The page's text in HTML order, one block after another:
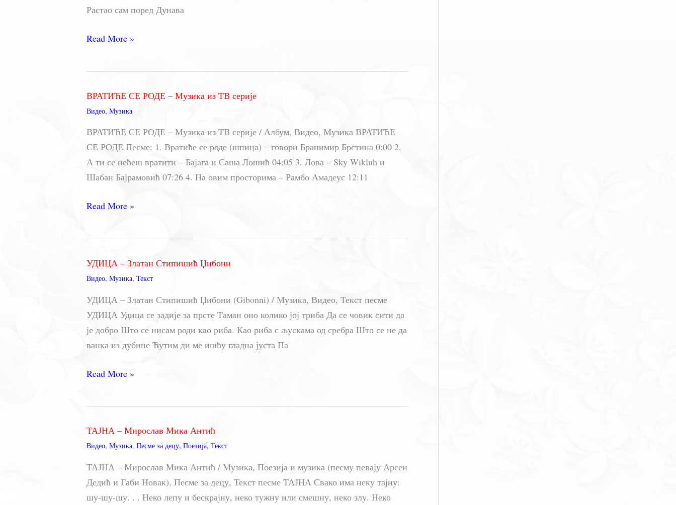
Растао сам поред Дунава
ЗВОНКО
песме
Read More »
ВРАТИЋЕ СЕ РОДЕ – Музика из ТВ серије
Видео, Музика
ВРАТИЋЕ СЕ РОДЕ – Музика из ТВ серије / Албум, Видео, Музика ВРАТИЋЕ
СЕ РОДЕ Песме: 1. Вратиће се роде (шпица) – говори Бранимир Брстина 0:00 2.
А ти се нећеш вратити – Бајага и Саша Лошић 04:05 3. Лова – Sky Wikluh и
Шабан Бајрамовић 07:26 4. На овим просторима – Рамбо Амадеус 12:11
ВРАТИЋЕ
Музика
из
ТВ
серије
Read More »
УДИЦА – Златан Стипишић Џибони
Видео, Музика, Текст
УДИЦА – Златан Стипишић Џибони (Gibonni) / Музика, Видео, Текст песме
УДИЦА Удица се задије за прсте Таман оно колико јој триба Да се човик сити да
је добро Што се нисам роди као риба. Као риба с љускама од сребра Што се не да
ванка из дубине Ћутим ди ме ишћу гладна јуста Па
УДИЦА
Џибони
Read More »
ТАЈНА – Мирослав Мика Антић
Видео, Музика, Песме за децу, Поезија, Текст
ТАЈНА – Мирослав Мика Антић / Музика, Поезија и музика (песму певају Арсен
Дедић и Габи Новак), Песме за децу, Текст песме ТАЈНА Свако има неку тајну:
шу-шу-шу. . . Неко лепу и бескрајну, неко тужну или смешну, неко злу. Неко